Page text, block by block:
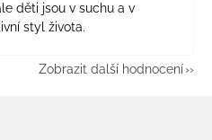
děti jsou v suchu a v
styl života.
Zobrazit další hodnocení